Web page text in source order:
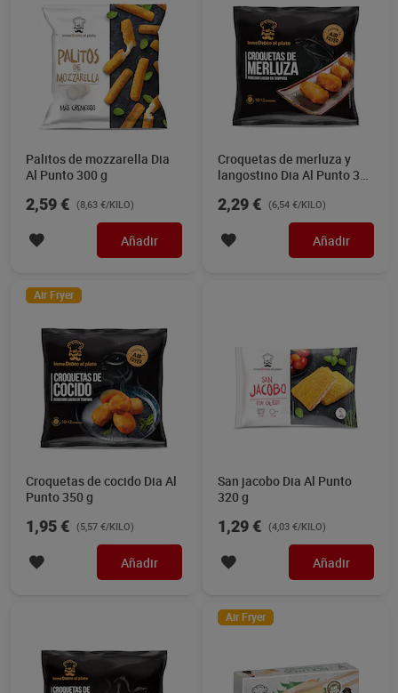
Palitos de mozzarella Dia
Al Punto 300 g
2,59 € (8,63 €/KILO)
Añadir
Croquetas de merluza y
langostino Dia Al Punto 350
2,29 € (6,54 €/KILO)
Añadir
Air Fryer
Croquetas de cocido Dia Al
Punto 350 g
1,95 € (5,57 €/KILO)
Añadir
San jacobo Dia Al Punto
320 g
1,29 € (4,03 €/KILO)
Añadir
Air Fryer